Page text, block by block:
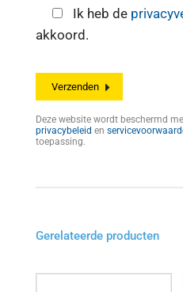
Ik heb de
akkoord.
Deze website wordt beschermd
privacybeleid en
toepassing.
Gerelateerde producten